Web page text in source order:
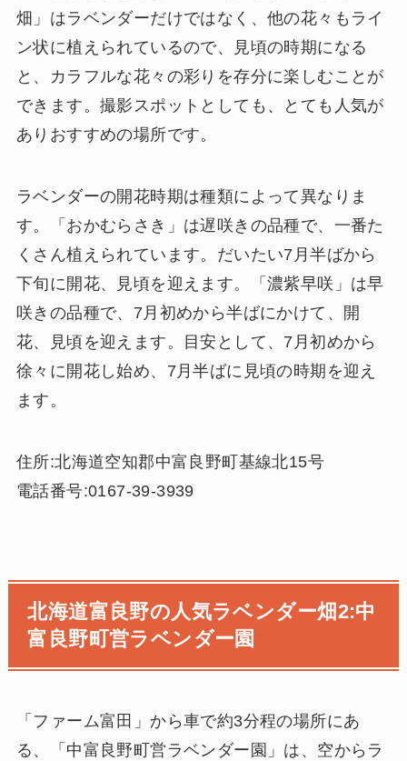
畑」はラベンダーだけではなく、他の花々もライ
ン状に植えられているので、見頃の時期になる
と、カラフルな花々の彩りを存分に楽しむことが
できます。撮影スポットとしても、とても人気が
ありおすすめの場所です。
ラベンダーの開花時期は種類によって異なりま
す。「おかむらさき」は遅咲きの品種で、一番た
くさん植えられています。だいたい7月半ばから
下旬に開花、見頃を迎えます。「濃紫早咲」は早
咲きの品種で、7月初めから半ばにかけて、開
花、見頃を迎えます。目安として、7月初めから
徐々に開花し始め、7月半ばに見頃の時期を迎え
ます。
住所:北海道空知郡中富良野町基線北15号
電話番号:0167-39-3939
北海道富良野の人気ラベンダー畑2:中
富良野町営ラベンダー園
「ファーム富田」から車で約3分程の場所にあ
る、「中富良野町営ラベンダー園」は、空からラ